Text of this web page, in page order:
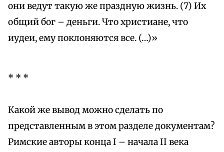
они ведут такую же праздную жизнь. (7) Их
общий бог – деньги. Что христиане, что
иудеи, ему поклоняются все. (…)»
* * *
Какой же вывод можно сделать по
представленным в этом разделе документам?
Римские авторы конца I – начала II века